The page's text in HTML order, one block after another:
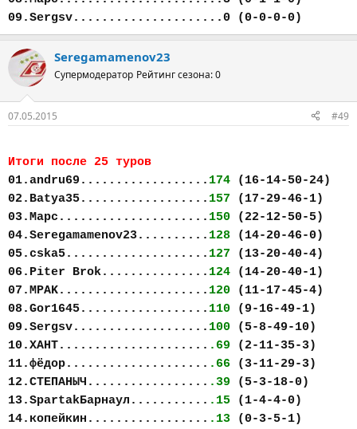
09.Sergsv.....................0 (0-0-0-0)
Seregamamenov23
Супермодератор Рейтинг сезона: 0
07.05.2015 #49
Итоги после 25 туров
01.andru69.................. 174 (16-14-50-24)
02.Batya35.................. 157 (17-29-46-1)
03.Марс..................... 150 (22-12-50-5)
04.Seregamamenov23.......... 128 (14-20-46-0)
05.cska5.................... 127 (13-20-40-4)
06.Piter Brok............... 124 (14-20-40-1)
07.MPAK..................... 120 (11-17-45-4)
08.Gor1645.................. 110 (9-16-49-1)
09.Sergsv................... 100 (5-8-49-10)
10.ХАНТ..................... .69 (2-11-35-3)
11.фёдор.................... .66 (3-11-29-3)
12.СТЕПАНЫЧ................. .39 (5-3-18-0)
13.SpartakБарнаул........... .15 (1-4-4-0)
14.копейкин................. .13 (0-3-5-1)